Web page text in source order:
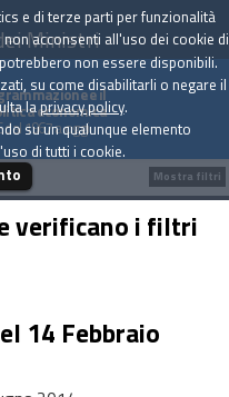
Ministri
e il
economica
dal 1967 a oggi
verificano i filtri
14 Febbraio
Mostra filtri
e di terze parti per funzionalità
acconsenti all'uso dei cookie di
non essere disponibili.
su come disabilitarli o negare il
laprivacy policy.
su un qualunque elemento
di tutti i cookie.